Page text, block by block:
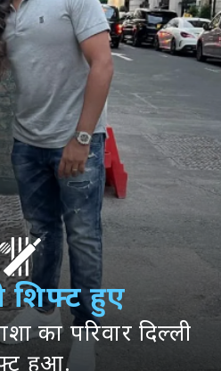
शिफ्ट हुए
का परिवार दिल्ली
हुआ.